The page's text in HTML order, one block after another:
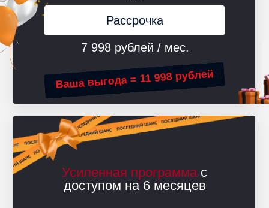
Усиленная программа с
доступом на 6 месяцев
Ваша выгода = 11 998 рублей
7 998 рублей / мес.
Рассрочка